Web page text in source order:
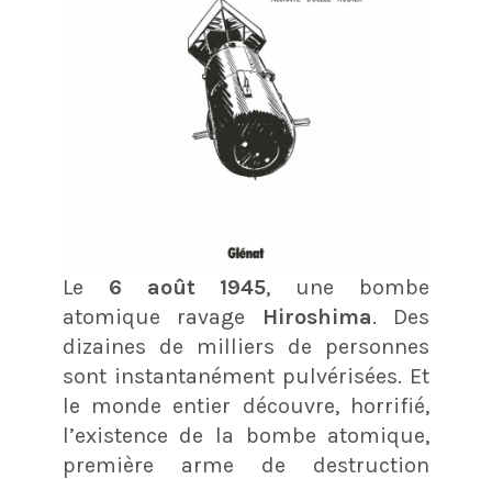
Le 6 août 1945, une bombe
atomique ravage Hiroshima. Des
dizaines de milliers de personnes
sont instantanément pulvérisées. Et
le monde entier découvre, horrifié,
l’existence de la bombe atomique,
première arme de destruction